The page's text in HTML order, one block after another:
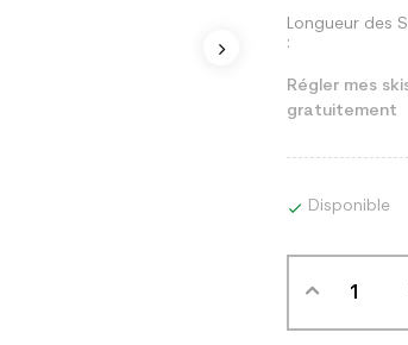
Longueur des
:
Régler mes
gratuitement
 Disponible